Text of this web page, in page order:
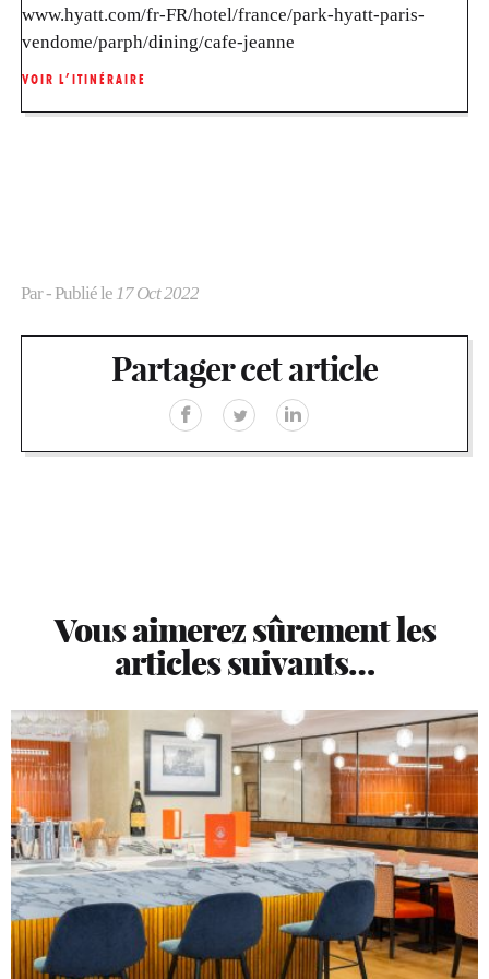
www.hyatt.com/fr-FR/hotel/france/park-hyatt-paris-
vendome/parph/dining/cafe-jeanne
VOIR L’ITINÉRAIRE
Par- Publié le 17 Oct 2022
Partager cet article
Vous aimerez sûrement les
articles suivants…